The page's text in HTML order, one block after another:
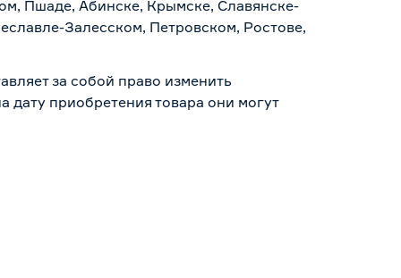
Пшаде, Абинске, Крымске, Славянске-
Залесском, Петровском, Ростове,
за собой право изменить
дату приобретения товара они могут